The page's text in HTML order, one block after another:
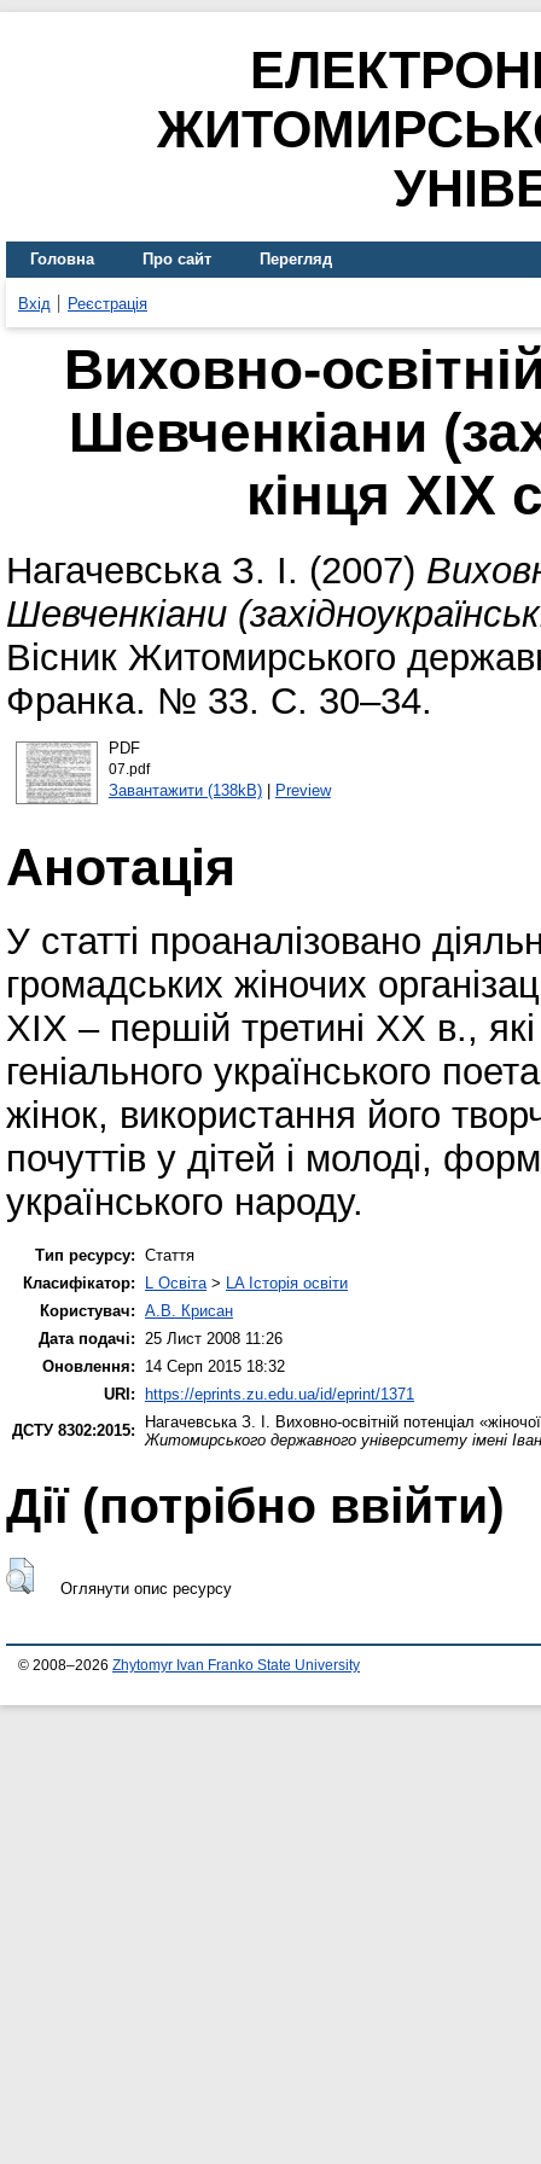
Головна Про сайт Перегляд
Вхід Реєстрація
Виховно-
Шевченкіани
кінця XIX
Нагачевська З. І. (2007)
Шевченкіани
Вісник Житомирського
Франка. № 33. С. 30–34.
PDF
07.pdf
Завантажити (138kB)| Preview
Анотація
У статті проаналізовано
громадських жіночих
XIX – першій третині XX в.,
геніального українського
жінок, використання його
почуттів у дітей і молоді,
українського народу.
Тип ресурсу: Стаття
Класифікатор:
L Освіта > LA Історія освіти
Користувач: А.В. Крисан
Дата подачі:
25 Лист 2008 11:26
Оновлення:
14 Серп 2015 18:32
URI: https://eprints.zu.edu.ua/id/eprint/1371
ДСТУ 8302:2015:
Нагачевська З. І.
Виховно-освітній потенціал
Житомирського державного університету імені
Дії ​​(потрібно ввійти)
Оглянути опис ресурсу
© 2008–2026 Zhytomyr Ivan Franko State University